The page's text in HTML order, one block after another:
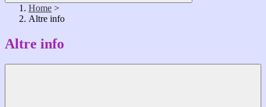
Home >
Altre info
Altre info